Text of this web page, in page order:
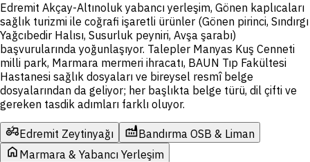
Edremit Akçay-Altınoluk yabancı yerleşim, Gönen kaplıcaları
sağlık turizmi ile coğrafi işaretli ürünler (Gönen pirinci, Sındırgı
Yağcıbedir Halısı, Susurluk peyniri, Avşa şarabı)
başvurularında yoğunlaşıyor. Talepler Manyas Kuş Cenneti
milli park, Marmara mermeri ihracatı, BAUN Tıp Fakültesi
Hastanesi sağlık dosyaları ve bireysel resmî belge
dosyalarından da geliyor; her başlıkta belge türü, dil çifti ve
gereken tasdik adımları farklı oluyor.
agricultureEdremit Zeytinyağı factoryBandırma OSB & Liman
home Marmara & Yabancı Yerleşim